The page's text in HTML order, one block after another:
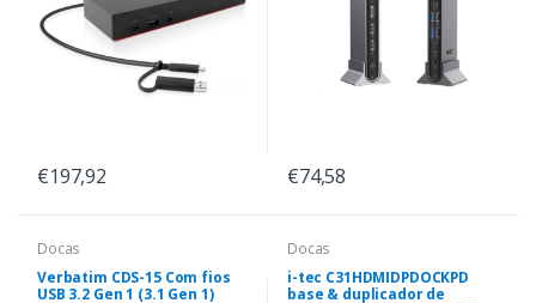
€197,92 €74,58
Docas
Verbatim CDS-15 Com fios
USB 3.2 Gen 1 (3.1 Gen 1)
Docas
i-tec C31HDMIDPDOCKPD
base & duplicador de